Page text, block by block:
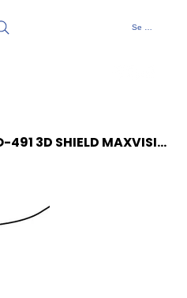
Se connecter
SCORPION KDF14-3 EXO-491 3D SHIELD MAXVISION CLEAR ECE22-06